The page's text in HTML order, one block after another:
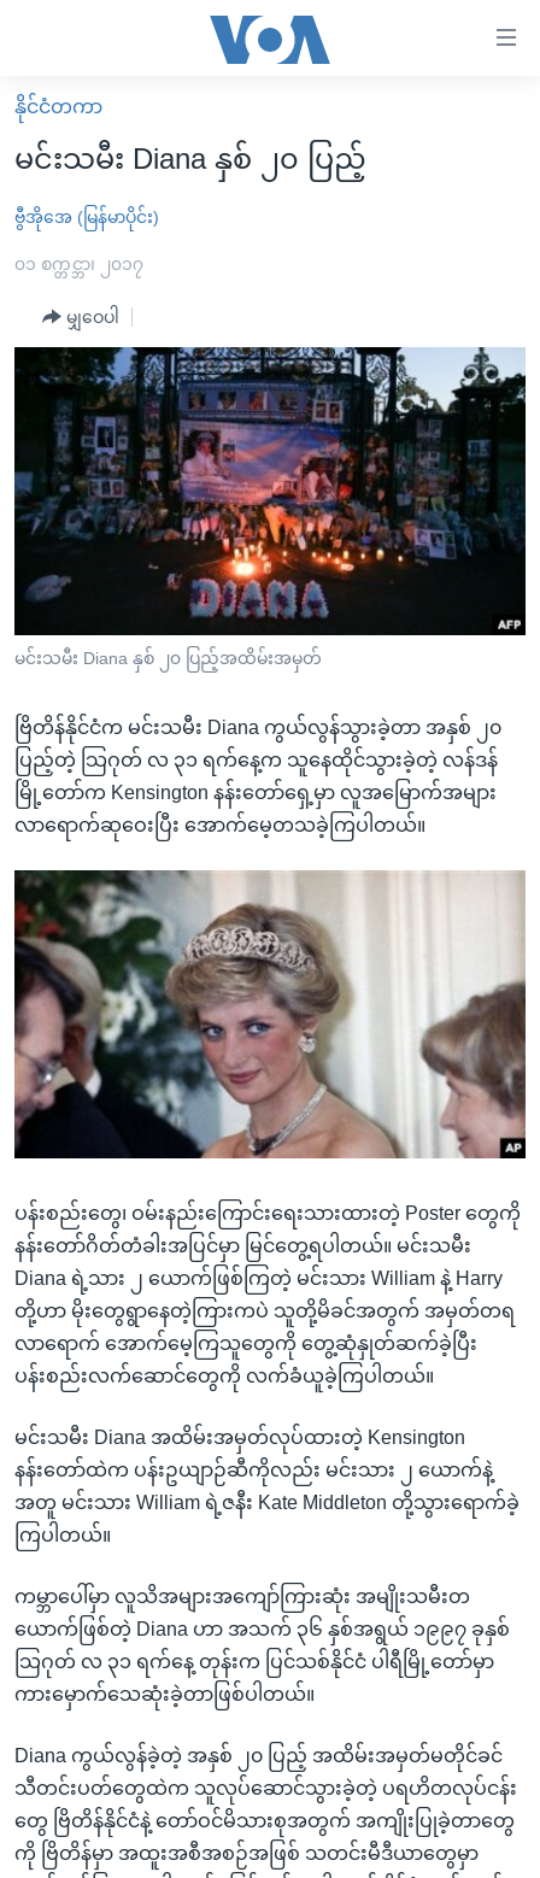
လွယ်ကူ
စေ
Link
များ
အကြောင်းအရာ
ပင်မ
ညွန်း
ကြည့်
ရန်
ရှာဖွေ
ရန်
သို့
ကျော်
ရန်
မူလစာမျက်နှာ
မြန်မာ
ကမ္ဘာ့သတင်းများ
နိုင်ငံတကာ
တရုတ်
အစ္စရေး-ပါလက်စတိုင်း
ဗွီဒီယို
ရပ်ဝန်းတခု လမ်းတခု အလွန်
အင်္ဂလိပ်စာလေ့လာမယ်
အမေရိကန်သုံးအီဒီယံ
မကြေးမုံရဲ့ အင်္ဂလိပ်စာ
ရုပ်ရှင်ထဲက အင်္ဂလိပ်စာ
သုတပဒေသာ အင်္ဂလိပ်စာ
အပတ်စဉ်ကဏ္ဍများ
ရေဒီယို
တီဗွီ
ရေဒီယိုနှင့်ရုပ်သံ အချက်အလက်များ
ရေဒီယို/တီဗွီအစီအစဉ်
Learning English
ဗွီအိုအေ လူမှုကွန်ယက်များ
ဘာသာစကားများ
နိုင်ငံတကာ
မင်းသမီး Diana နှစ် ၂၀ ပြည့်
ဗွီအိုအေ (မြန်မာပိုင်း)
၀၁ စက္တင္ဘာ၊ ၂၀၁၇
မျှဝေပါ
မင်းသမီး Diana နှစ် ၂၀ ပြည့်အထိမ်းအမှတ်
ဗြိတိန်နိုင်ငံက မင်းသမီး Diana ကွယ်လွန်သွားခဲ့တာ အနှစ် ၂၀
ပြည့်တဲ့ သြဂုတ် လ ၃၁ ရက်နေ့က သူနေထိုင်သွားခဲ့တဲ့ လန်ဒန်
မြို့တော်က Kensington နန်းတော်ရှေ့မှာ လူအမြောက်အများ
လာရောက်ဆုဝေးပြီး အောက်မေ့တသခဲ့ကြပါတယ်။
ပန်းစည်းတွေ၊ ဝမ်းနည်းကြောင်းရေးသားထားတဲ့ Poster တွေကို
နန်းတော်ဂိတ်တံခါးအပြင်မှာ မြင်တွေ့ရပါတယ်။ မင်းသမီး
Diana ရဲ့သား ၂ ယောက်ဖြစ်ကြတဲ့ မင်းသား William နဲ့ Harry
တို့ဟာ မိုးတွေရွာနေတဲ့ကြားကပဲ သူတို့မိခင်အတွက် အမှတ်တရ
လာရောက် အောက်မေ့ကြသူတွေကို တွေ့ဆုံနှုတ်ဆက်ခဲ့ပြီး
ပန်းစည်းလက်ဆောင်တွေကို လက်ခံယူခဲ့ကြပါတယ်။
မင်းသမီး Diana အထိမ်းအမှတ်လုပ်ထားတဲ့ Kensington
နန်းတော်ထဲက ပန်းဥယျာဉ်ဆီကိုလည်း မင်းသား ၂ ယောက်နဲ့
အတူ မင်းသား William ရဲ့ဇနီး Kate Middleton တို့သွားရောက်ခဲ့
ကြပါတယ်။
ကမ္ဘာပေါ်မှာ လူသိအများအကျော်ကြားဆုံး အမျိုးသမီးတ
ယောက်ဖြစ်တဲ့ Diana ဟာ အသက် ၃၆ နှစ်အရွယ် ၁၉၉၇ ခုနှစ်
သြဂုတ် လ ၃၁ ရက်နေ့ တုန်းက ပြင်သစ်နိုင်ငံ ပါရီမြို့တော်မှာ
ကားမှောက်သေဆုံးခဲ့တာဖြစ်ပါတယ်။
Diana ကွယ်လွန်ခဲ့တဲ့ အနှစ် ၂၀ ပြည့် အထိမ်းအမှတ်မတိုင်ခင်
သီတင်းပတ်တွေထဲက သူလုပ်ဆောင်သွားခဲ့တဲ့ ပရဟိတလုပ်ငန်း
တွေ ဗြိတိန်နိုင်ငံနဲ့ တော်ဝင်မိသားစုအတွက် အကျိုးပြုခဲ့တာတွေ
ကို ဗြိတိန်မှာ အထူးအစီအစဉ်အဖြစ် သတင်းမီဒီယာတွေမှာ